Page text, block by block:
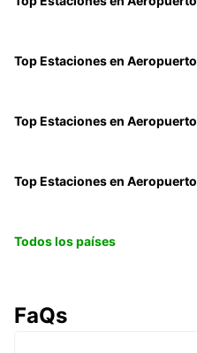
Top Estaciones en Aeropuerto
Top Estaciones en Aeropuerto
Top Estaciones en Aeropuerto
Todos los países
FaQs